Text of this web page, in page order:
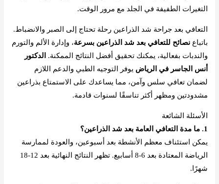
التغيرات الطفيفة في الجلد مع مرور الوقت.
التعافي بعد جراحة شد الذراعين رحلة تحتاج إلى الصبر والانضباط.
باتباعنصائح للتعافي بعد شد الذراعين بسرعة، وإدارة الألم والتورم
والندبات بفعالية، يمكنك تحقيق أفضل النتائج الممكنة.
الدكتور
أنس الجاسر في الرياض يوفر التوجيه الطبي والدعم اللازم
لضمان تعافي سلس وآمن، مما يساعدك على الاستمتاع بذراعين
مشدودتين ومظهر أكثر تناسقًا لسنوات قادمة.
الأسئلة الشائعة
1. ما مدة التعافي العامة بعد شد الذراعين؟
يمكن استئناف معظم الأنشطة بعد أسبوعين، والعودة لممارسة
الرياضة المعتادة بعد 6-8 أسابيع. تظهر النتائج النهائية بعد 12-18
شهرًا.